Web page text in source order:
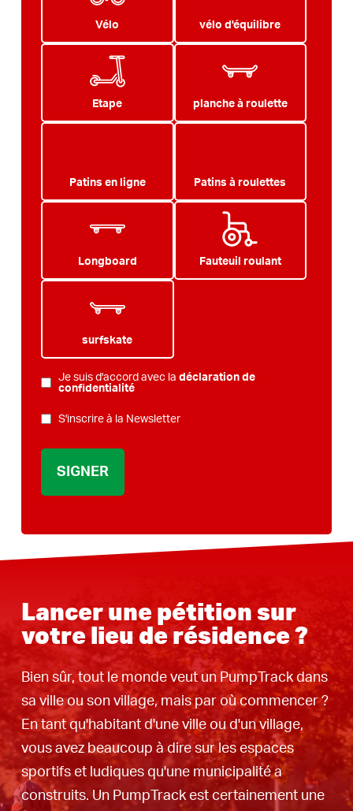
Vélo vélo d'équilibre
Etape planche à roulette
Patins en ligne Patins à roulettes
Longboard Fauteuil roulant
surfskate
POLITIQUE
Je suis d'accord avec la déclaration de
confidentialité
BULLETIN
S'inscrire à la Newsletter
Lancer une pétition sur
votre lieu de résidence ?
Bien sûr, tout le monde veut un PumpTrack dans
sa ville ou son village, mais par où commencer ?
En tant qu'habitant d'une ville ou d'un village,
vous avez beaucoup à dire sur les espaces
sportifs et ludiques qu'une municipalité a
construits. Un PumpTrack est certainement une